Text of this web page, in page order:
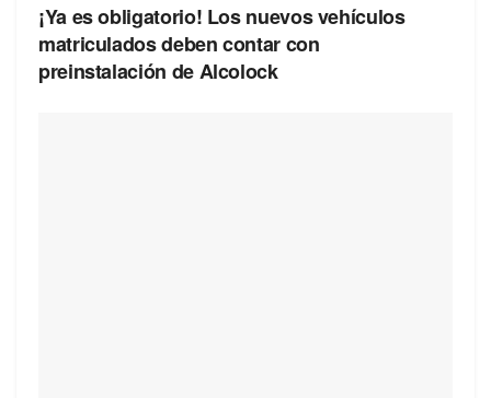
¡Ya es obligatorio! Los nuevos vehículos
matriculados deben contar con
preinstalación de Alcolock